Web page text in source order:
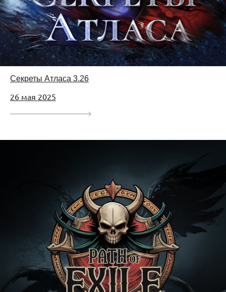
Секреты Атласа 3.26
26 мая 2025